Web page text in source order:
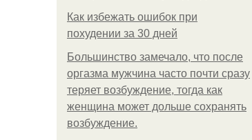
Как избежать ошибок при
похудении за 30 дней
Большинство замечало, что после
оргазма мужчина часто почти сразу
теряет возбуждение, тогда как
женщина может дольше сохранять
возбуждение.